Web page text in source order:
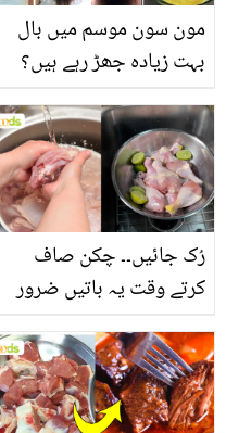
مون سون موسم میں بال
بہت زیادہ جھڑ رہے ہیں؟
بنانے کے چند قدرتی طریقے
رُک جائیں۔۔ چکن صاف
کرتے وقت یہ باتیں ضرور